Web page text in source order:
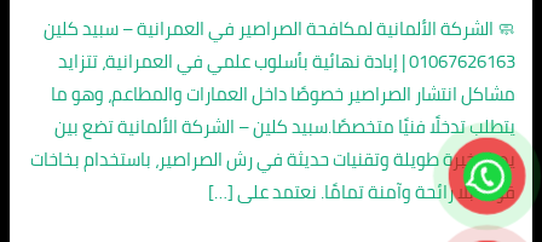
🧼 الشركة الألمانية لمكافحة الصراصير في العمرانية – سبيد كلين
01067626163 | إبادة نهائية بأسلوب علمي في العمرانية، تتزايد
مشاكل انتشار الصراصير خصوصًا داخل العمارات والمطاعم، وهو ما
يتطلب تدخلًا فنيًا متخصصًا.سبيد كلين – الشركة الألمانية تضع بين
يديك خبرة طويلة وتقنيات حديثة في رش الصراصير، باستخدام بخاخات
قوية بلا رائحة وآمنة تمامًا. نعتمد على […]